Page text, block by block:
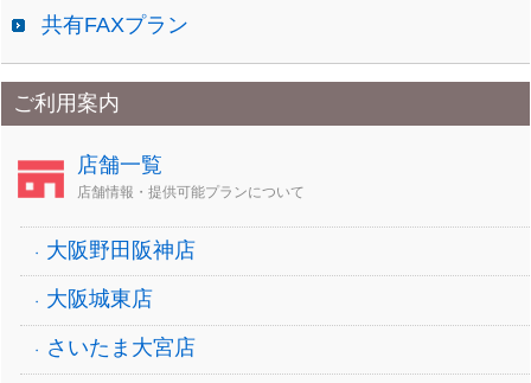
共有FAXプラン
ご利用案内
店舗一覧
店舗情報・提供可能プランについて
大阪野田阪神店
大阪城東店
さいたま大宮店